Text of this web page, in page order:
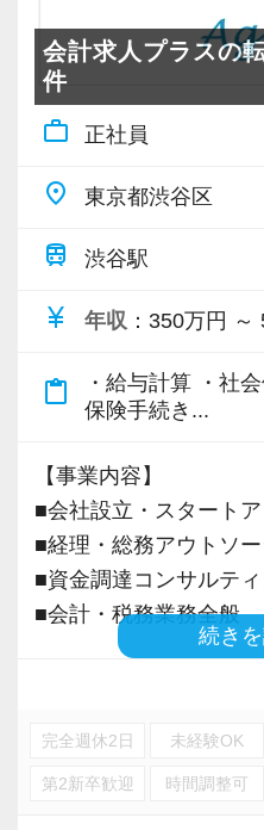
く自分から手を挙げて
「挑戦」と「成長」を
敗を恐れずに目標に向
とができます。
【現役スタッフの声】
前職は小規模な事務所
代表が高齢で新しいお
後のキャリアを考えて
社しました。
点を任されています。
積極的に手を挙げるア
いる会社です。
私も新しい経験にチャ
谷オフィスの開設に合
ップのチャンスも広が
でなくマネジメントの
★90％自計化による記
★基本となる巡回監査
導
★残業時間の大幅削減
校（勉強）との両立
★定期的な社内外研修
★代表の安心チェック
しっかりと基礎を固め
＜頑張りに応じたイン
相続税申告やＭ＆Ａ支
る業務を担当した方に
じて、賞与支給時に、
センティブとして加算
た手ごたえを実感でき
わりたい方
▼税理士の資格取得に
ります。
いずれも、税理士資格
活躍されております。
出産・育児や介護、そ
優先したいといった事
中断した方でも安心し
す。
会計求人プラスの
件
work_outline 正社員
place 東京都渋谷区
train 渋谷駅
currency_yen 年収 ：350万円 ～
content_paste
・給与計算 ・社
保険手続き...
【事業内容】
■会社設立・スタート
■経理・総務アウトソ
■資金調達コンサルテ
■会計・税務業務全般
続き
完全週休2日 未経験OK
第2新卒歓迎 時間調整可